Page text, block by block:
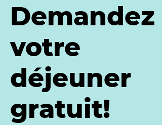
Demandez
votre
déjeuner
gratuit!